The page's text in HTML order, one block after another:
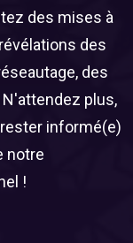
des mises à
des
des
plus,
informé(e)
notre
!